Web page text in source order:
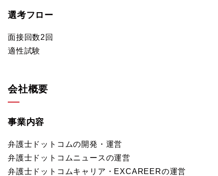
選考フロー
面接回数2回
適性試験
会社概要
事業内容
弁護士ドットコムの開発・運営
弁護士ドットコムニュースの運営
弁護士ドットコムキャリア・EXCAREERの運営